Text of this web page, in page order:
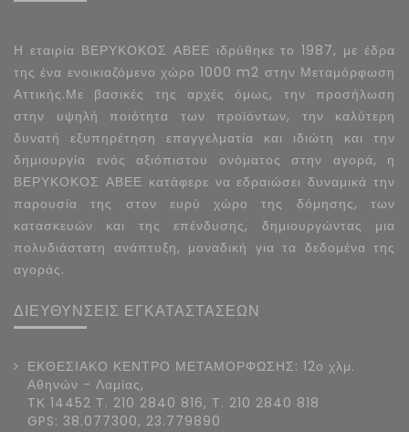
Η εταιρία ΒΕΡΥΚΟΚΟΣ ΑΒΕΕ ιδρύθηκε το 1987, με έδρα
της ένα ενοικιαζόμενο χώρο 1000 m2 στην Μεταμόρφωση
Αττικής.Με βασικές της αρχές όμως, την προσήλωση
στην υψηλή ποιότητα των προϊόντων, την καλύτερη
δυνατή εξυπηρέτηση επαγγελματία και ιδιώτη και την
δημιουργία ενός αξιόπιστου ονόματος στην αγορά, η
ΒΕΡΥΚΟΚΟΣ ΑΒΕΕ κατάφερε να εδραιώσει δυναμικά την
παρουσία της στον ευρύ χώρο της δόμησης, των
κατασκευών και της επένδυσης, δημιουργώντας μια
πολυδιάστατη ανάπτυξη, μοναδική για τα δεδομένα της
αγοράς.
ΔΙΕΥΘΥΝΣΕΙΣ ΕΓΚΑΤΑΣΤΑΣΕΩΝ
ΕΚΘΕΣΙΑΚΟ ΚΕΝΤΡΟ ΜΕΤΑΜΟΡΦΩΣΗΣ: 12ο χλμ.
Αθηνών - Λαμίας,
ΤΚ 14452 Τ. 210 2840 816, Τ. 210 2840 818
GPS: 38.077300, 23.779890